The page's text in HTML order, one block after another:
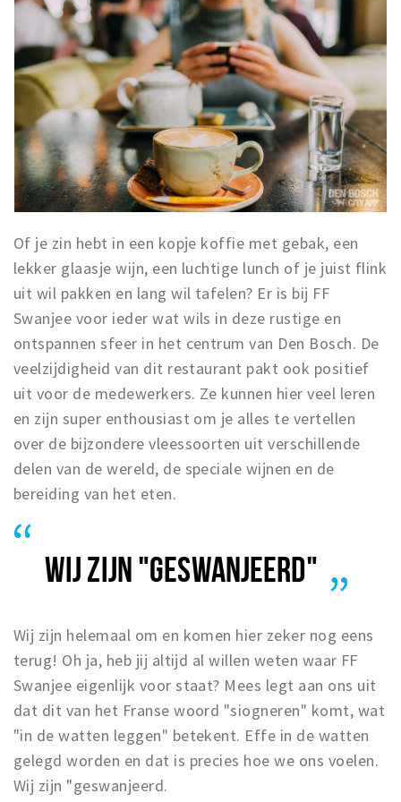
Of je zin hebt in een kopje koffie met gebak, een
lekker glaasje wijn, een luchtige lunch of je juist flink
uit wil pakken en lang wil tafelen? Er is bij FF
Swanjee voor ieder wat wils in deze rustige en
ontspannen sfeer in het centrum van Den Bosch. De
veelzijdigheid van dit restaurant pakt ook positief
uit voor de medewerkers. Ze kunnen hier veel leren
en zijn super enthousiast om je alles te vertellen
over de bijzondere vleessoorten uit verschillende
delen van de wereld, de speciale wijnen en de
bereiding van het eten.
WIJ ZIJN "GESWANJEERD"
Wij zijn helemaal om en komen hier zeker nog eens
terug! Oh ja, heb jij altijd al willen weten waar FF
Swanjee eigenlijk voor staat? Mees legt aan ons uit
dat dit van het Franse woord "siogneren" komt, wat
"in de watten leggen" betekent. Effe in de watten
gelegd worden en dat is precies hoe we ons voelen.
Wij zijn "geswanjeerd.